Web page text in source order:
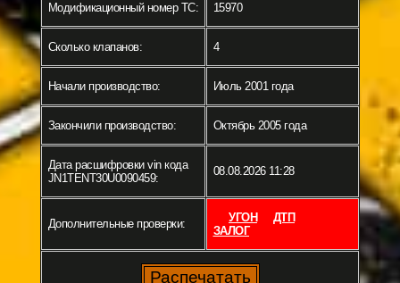
Модификационный номер ТС: 15970
Сколько клапанов: 4
Начали производство: Июль 2001 года
Закончили производство: Октябрь 2005 года
Дата расшифровки vin кода
JN1TENT30U0090459:
08.08.2026 11:28
Дополнительные проверки: УГОН
ДТП
ЗАЛОГ